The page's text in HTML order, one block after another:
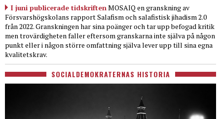
I juni publicerade tidskriften MOSAIQ en granskning av
Försvarshögskolans rapport Salafism och salafistisk jihadism 2.0
från 2022. Granskningen har sina poänger och tar upp befogad kritik
men trovärdigheten faller eftersom granskarna inte själva på någon
punkt eller i någon större omfattning själva lever upp till sina egna
kvalitetskrav.
SOCIALDEMOKRATERNAS HISTORIA